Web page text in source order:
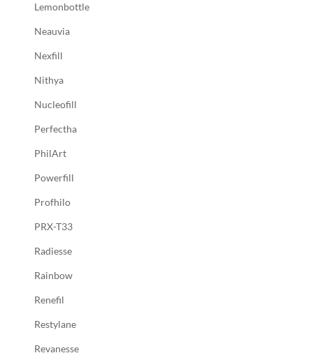
Lemonbottle
Neauvia
Nexfill
Nithya
Nucleofill
Perfectha
PhilArt
Powerfill
Profhilo
PRX-T33
Radiesse
Rainbow
Renefil
Restylane
Revanesse